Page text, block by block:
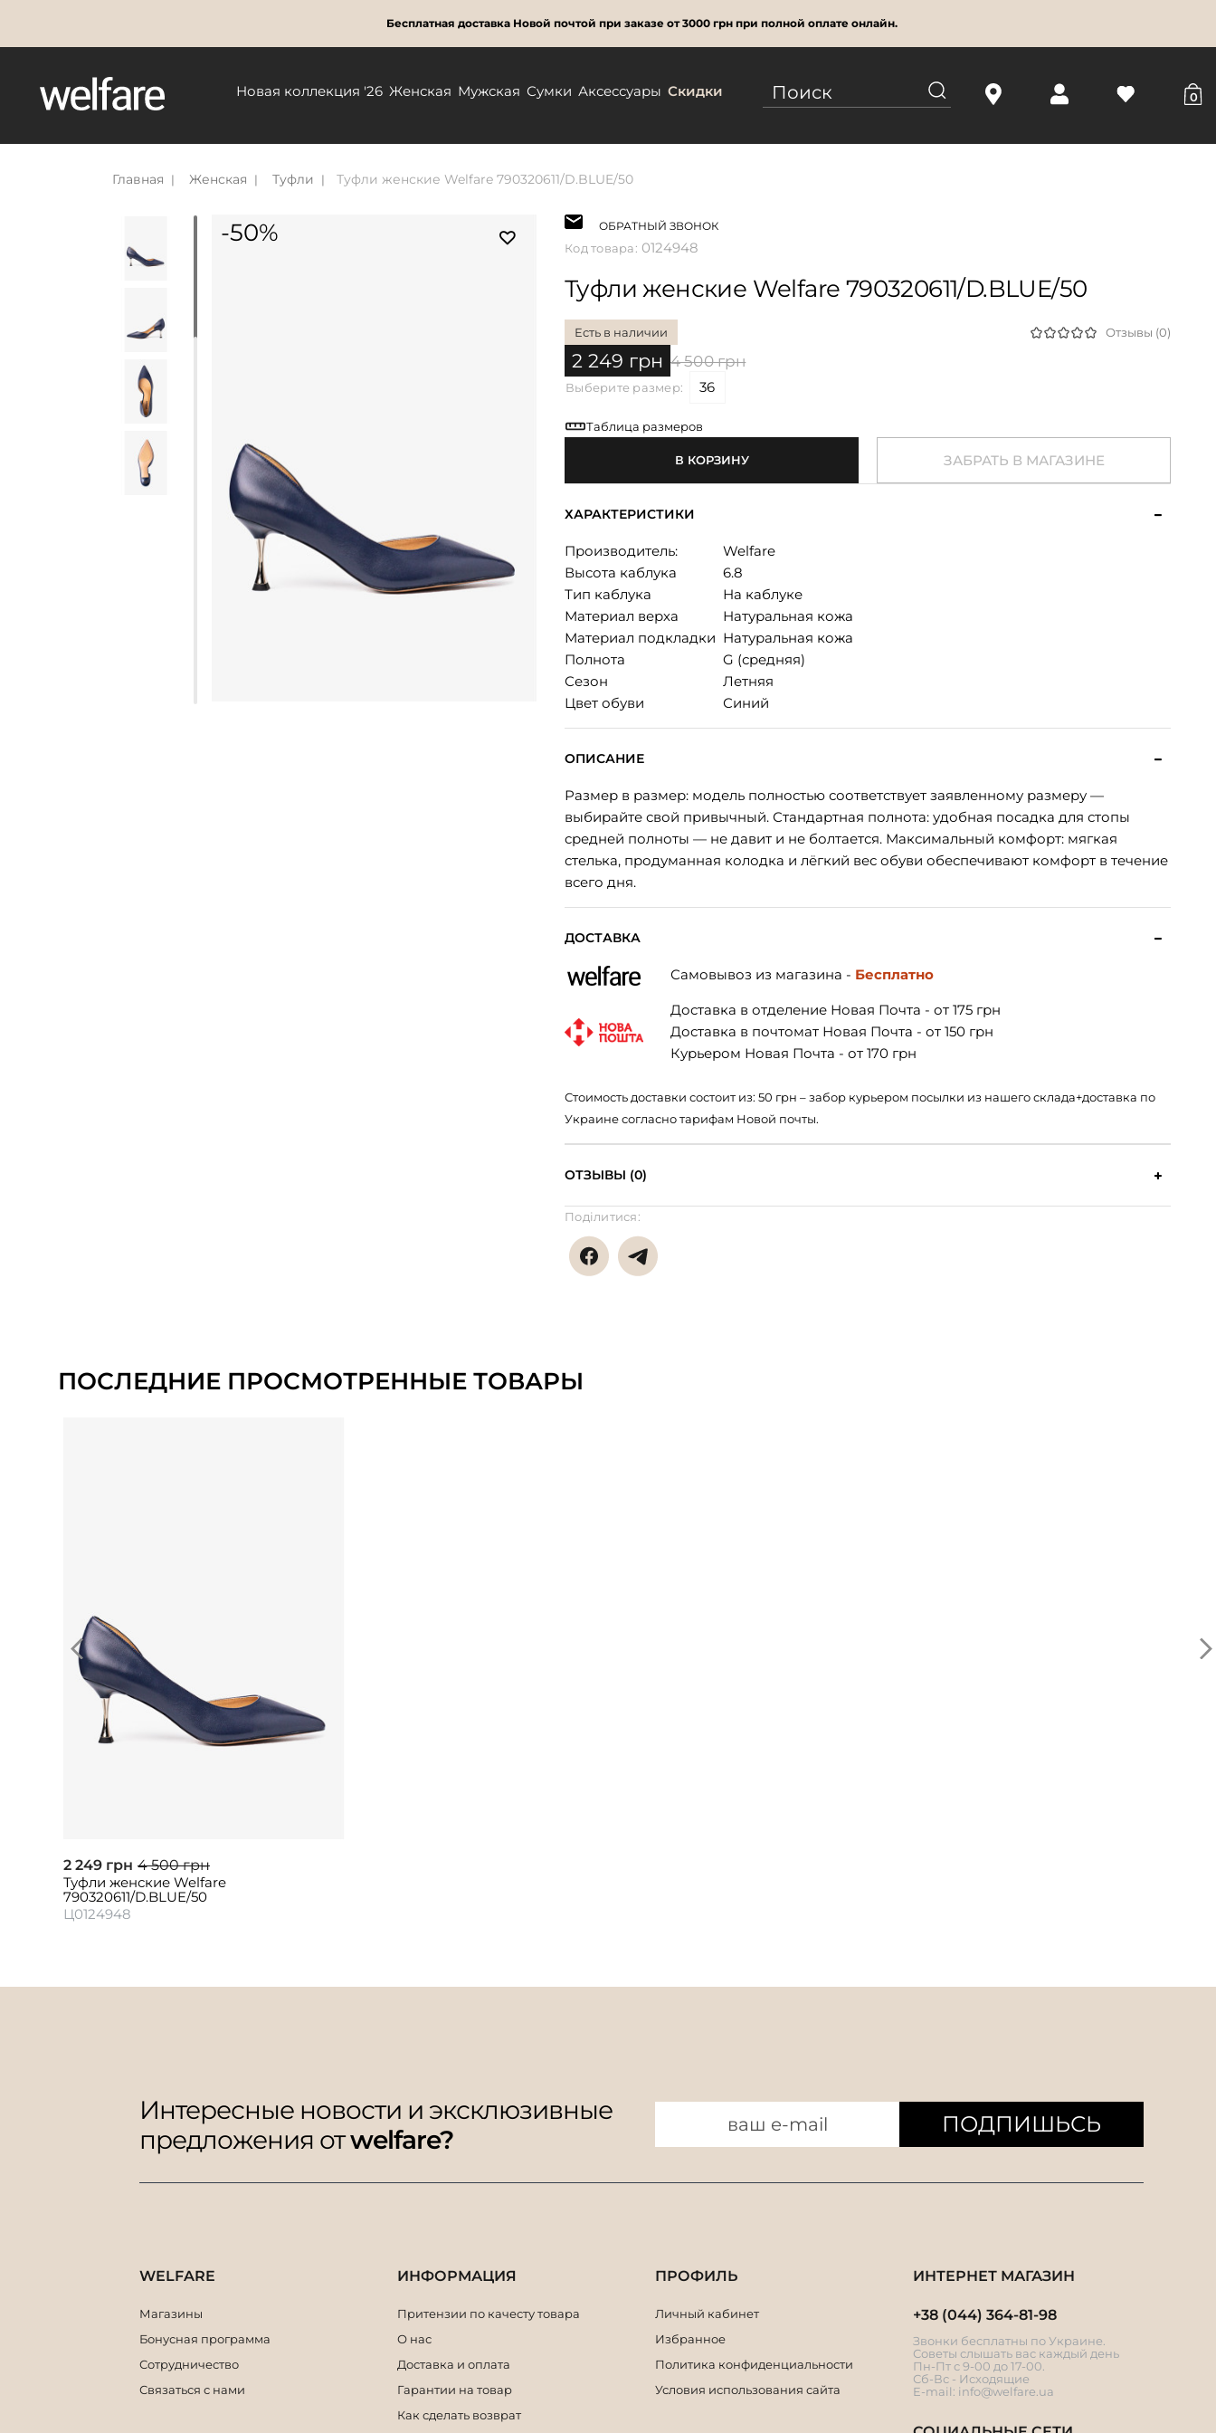
Бесплатная доставка Новой почтой при заказе от 3000 грн при полной оплате онлайн.
Новая коллекция '26 Женская Мужская Сумки Аксессуары Скидки 0
Главная Женская Туфли Туфли женские Welfare 790320611/D.BLUE/50
-50% ОБРАТНЫЙ ЗВОНОК
Код товара: 0124948
Туфли женские Welfare 790320611/D.BLUE/50
Есть в наличии Отзывы (0)
Выберите размер: 36
Таблица размеров
2 249 грн 4 500 грн
В КОРЗИНУ ЗАБРАТЬ В МАГАЗИНЕ
ХАРАКТЕРИСТИКИ
Производитель:
Welfare
Высота каблука
6.8
Тип каблука
На каблуке
Материал верха
Натуральная кожа
Материал подкладки Натуральная кожа
Полнота
G (средняя)
Сезон
Летняя
Цвет обуви
Синий
ОПИСАНИЕ
Размер в размер: модель полностью соответствует заявленному размеру —
выбирайте свой привычный. Стандартная полнота: удобная посадка для стопы
средней полноты — не давит и не болтается. Максимальный комфорт: мягкая
стелька, продуманная колодка и лёгкий вес обуви обеспечивают комфорт в течение
всего дня.
ДОСТАВКА
Самовывоз из магазина - Бесплатно
Доставка в отделение Новая Почта - от 175 грн
Доставка в почтомат Новая Почта - от 150 грн
Курьером Новая Почта - от 170 грн
Стоимость доставки состоит из: 50 грн – забор курьером посылки из нашего склада+доставка по
Украине согласно тарифам Новой почты.
ОТЗЫВЫ (0)
Поділитися:
ПОСЛЕДНИЕ ПРОСМОТРЕННЫЕ ТОВАРЫ
2 249 грн 4 500 грн
Туфли женские Welfare
790320611/D.BLUE/50
Ц0124948
Интересные новости и эксклюзивные
предложения отwelfare?
ПОДПИШЬСЬ
WELFARE
Магазины
Бонусная программа
Сотрудничество
Связаться с нами
ИНФОРМАЦИЯ
Притензии по качесту товара
О нас
Доставка и оплата
Гарантии на товар
Как сделать возврат
ПРОФИЛЬ
Личный кабинет
Избранное
Политика конфиденциальности
Условия использования сайта
ИНТЕРНЕТ МАГАЗИН
+38 (044) 364-81-98
Звонки бесплатны по Украине.
Советы слышать вас каждый день
Пн-Пт с 9-00 до 17-00.
Сб-Вс - Исходящие
E-mail: info@welfare.ua